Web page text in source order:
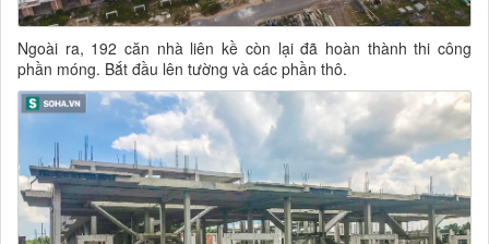
Ngoài ra, 192 căn nhà liên kề còn lại đã hoàn thành thi công
phần móng. Bắt đầu lên tường và các phần thô.